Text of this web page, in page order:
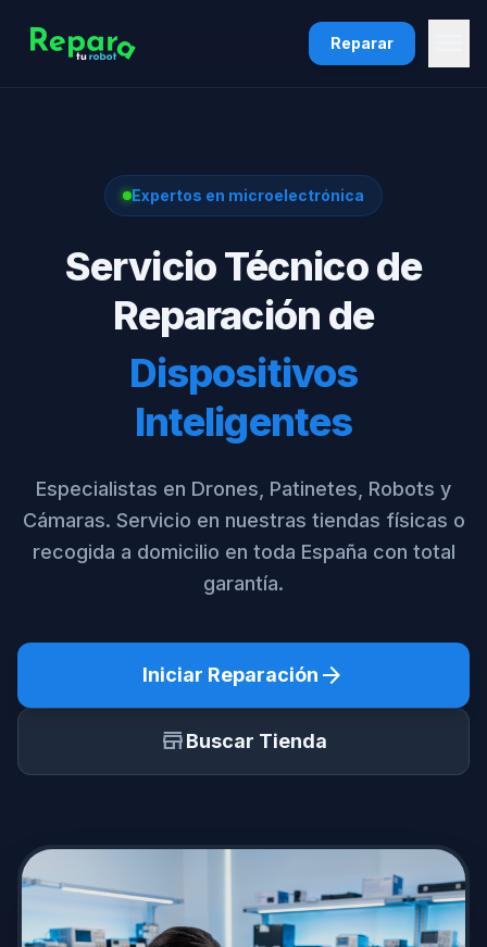
Reparar
Expertos en microelectrónica
Servicio Técnico de
Reparación de
Dispositivos
Inteligentes
Especialistas en Drones, Patinetes, Robots y
Cámaras. Servicio en nuestras tiendas físicas o
recogida a domicilio en toda España con total
garantía.
Iniciar Reparación arrow_forward
storeBuscar Tienda